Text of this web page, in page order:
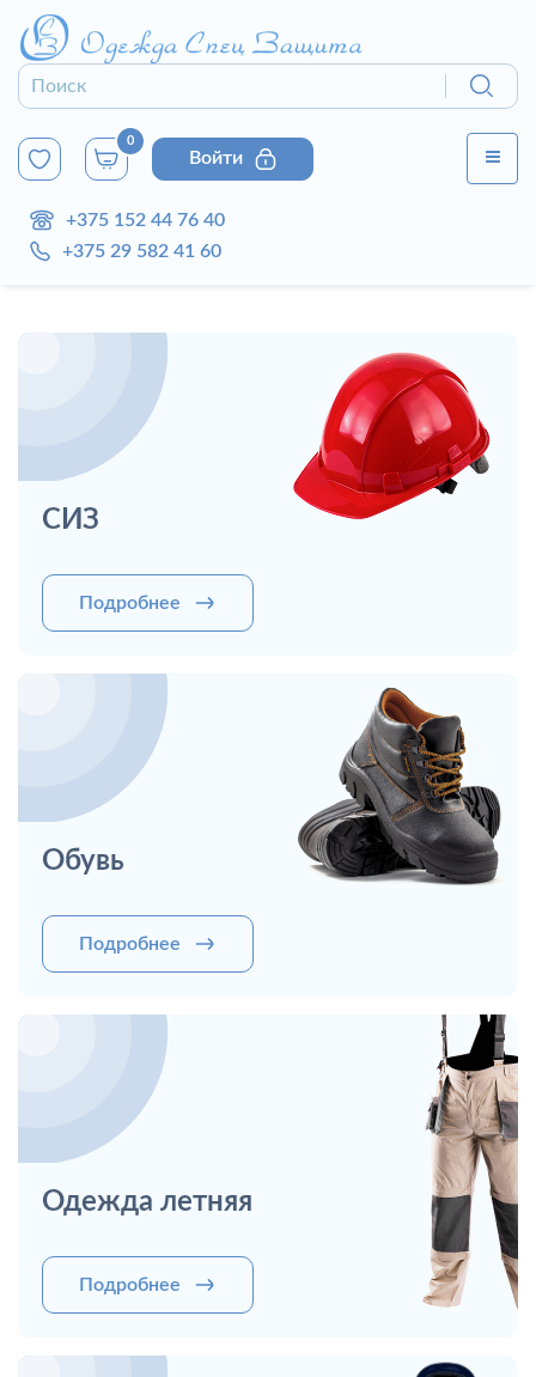
0
Войти
+375 152 44 76 40
+375 29 582 41 60
СИЗ
Подробнее
Обувь
Подробнее
Одежда летняя
Подробнее